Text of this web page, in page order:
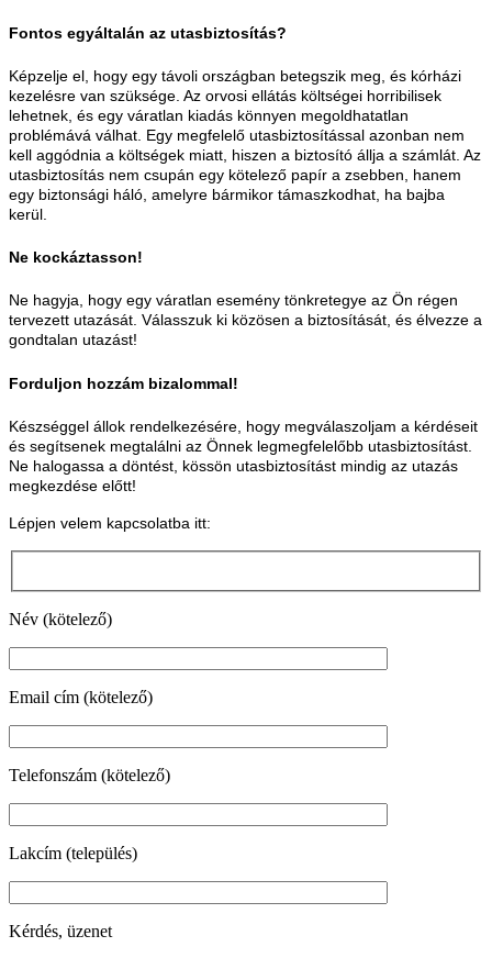
Fontos egyáltalán az utasbiztosítás?
Képzelje el, hogy egy távoli országban betegszik meg, és kórházi
kezelésre van szüksége. Az orvosi ellátás költségei horribilisek
lehetnek, és egy váratlan kiadás könnyen megoldhatatlan
problémává válhat. Egy megfelelő utasbiztosítással azonban nem
kell aggódnia a költségek miatt, hiszen a biztosító állja a számlát. Az
utasbiztosítás nem csupán egy kötelező papír a zsebben, hanem
egy biztonsági háló, amelyre bármikor támaszkodhat, ha bajba
kerül.
Ne kockáztasson!
Ne hagyja, hogy egy váratlan esemény tönkretegye az Ön régen
tervezett utazását. Válasszuk ki közösen a biztosítását, és élvezze a
gondtalan utazást!
Forduljon hozzám bizalommal!
Készséggel állok rendelkezésére, hogy megválaszoljam a kérdéseit
és segítsenek megtalálni az Önnek legmegfelelőbb utasbiztosítást.
Ne halogassa a döntést, kössön utasbiztosítást mindig az utazás
megkezdése előtt!
Lépjen velem kapcsolatba itt:
Név (kötelező)
Email cím (kötelező)
Telefonszám (kötelező)
Lakcím (település)
Kérdés, üzenet